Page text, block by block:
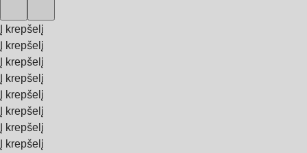
Į krepšelį
Į krepšelį
Į krepšelį
Į krepšelį
Į krepšelį
Į krepšelį
Į krepšelį
Į krepšelį